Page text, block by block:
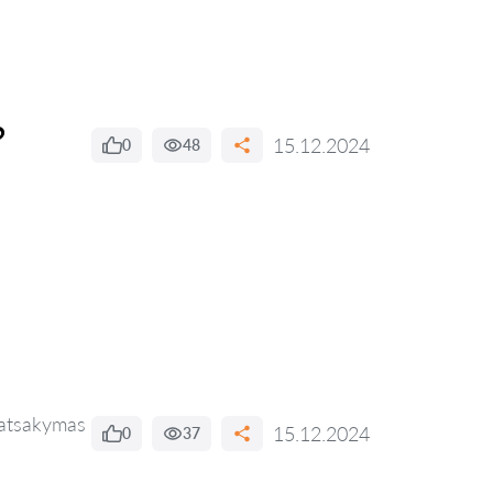
0 48 15.12.2024
0 37 15.12.2024